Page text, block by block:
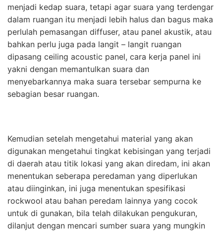
menjadi kedap suara, tetapi agar suara yang terdengar
dalam ruangan itu menjadi lebih halus dan bagus maka
perlulah pemasangan diffuser, atau panel akustik, atau
bahkan perlu juga pada langit – langit ruangan
dipasang ceiling acoustic panel, cara kerja panel ini
yakni dengan memantulkan suara dan
menyebarkannya maka suara tersebar sempurna ke
sebagian besar ruangan.
Kemudian setelah mengetahui material yang akan
digunakan mengetahui tingkat kebisingan yang terjadi
di daerah atau titik lokasi yang akan diredam, ini akan
menentukan seberapa peredaman yang diperlukan
atau diinginkan, ini juga menentukan spesifikasi
rockwool atau bahan peredam lainnya yang cocok
untuk di gunakan, bila telah dilakukan pengukuran,
dilanjut dengan mencari sumber suara yang mungkin